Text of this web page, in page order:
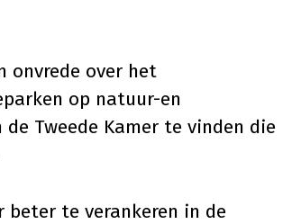
onvrede over het
op natuur-en
Tweede Kamer te vinden die
beter te verankeren in de